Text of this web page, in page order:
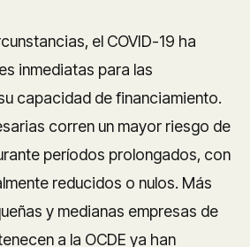
el COVID-19 ha
inmediatas para las
capacidad de financiamiento.
corren un mayor riesgo de
períodos prolongados, con
reducidos o nulos. Más
y medianas empresas de
a la OCDE ya han